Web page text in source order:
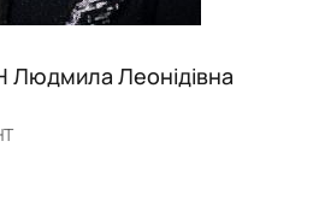
Людмила Леонідівна